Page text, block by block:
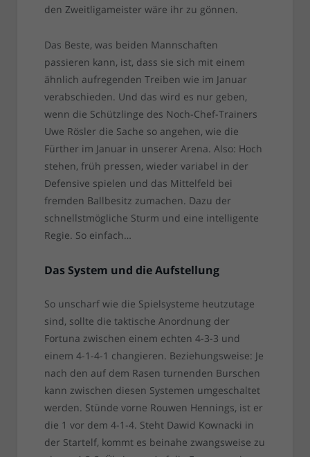
den Zweitligameister wäre ihr zu gönnen.
Das Beste, was beiden Mannschaften
passieren kann, ist, dass sie sich mit einem
ähnlich aufregenden Treiben wie im Januar
verabschieden. Und das wird es nur geben,
wenn die Schützlinge des Noch-Chef-Trainers
Uwe Rösler die Sache so angehen, wie die
Fürther im Januar in unserer Arena. Also: Hoch
stehen, früh pressen, wieder variabel in der
Defensive spielen und das Mittelfeld bei
fremden Ballbesitz zumachen. Dazu der
schnellstmögliche Sturm und eine intelligente
Regie. So einfach…
Das System und die Aufstellung
So unscharf wie die Spielsysteme heutzutage
sind, sollte die taktische Anordnung der
Fortuna zwischen einem echten 4-3-3 und
einem 4-1-4-1 changieren. Beziehungsweise: Je
nach den auf dem Rasen turnenden Burschen
kann zwischen diesen Systemen umgeschaltet
werden. Stünde vorne Rouwen Hennings, ist er
die 1 vor dem 4-1-4. Steht Dawid Kownacki in
der Startelf, kommt es beinahe zwangsweise zu